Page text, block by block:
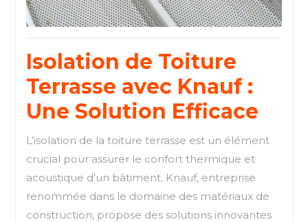
Isolation de Toiture
Terrasse avec Knauf :
Une Solution Efficace
L’isolation de la toiture terrasse est un élément
crucial pour assurer le confort thermique et
acoustique d’un bâtiment. Knauf, entreprise
renommée dans le domaine des matériaux de
construction, propose des solutions innovantes